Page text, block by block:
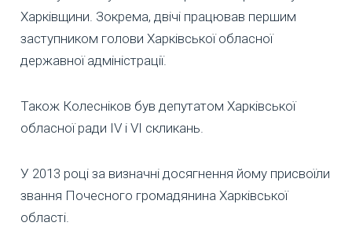
Харківщини. Зокрема, двічі працював першим
заступником голови Харківської обласної
державної адміністрації.
Також Колесніков був депутатом Харківської
обласної ради IV і VI скликань.
У 2013 році за визначні досягнення йому присвоїли
звання Почесного громадянина Харківської
області.